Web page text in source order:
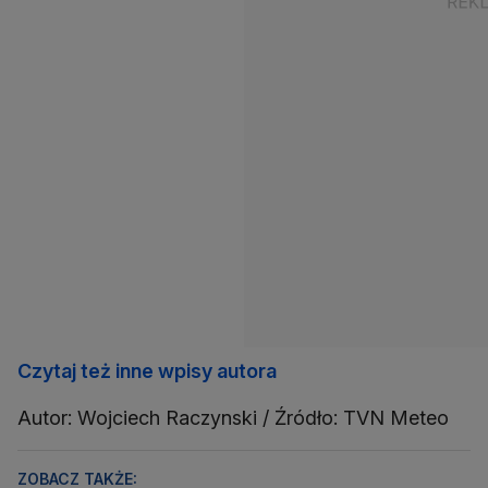
Czytaj też inne wpisy autora
Autor: Wojciech Raczynski / Źródło: TVN Meteo
ZOBACZ TAKŻE: